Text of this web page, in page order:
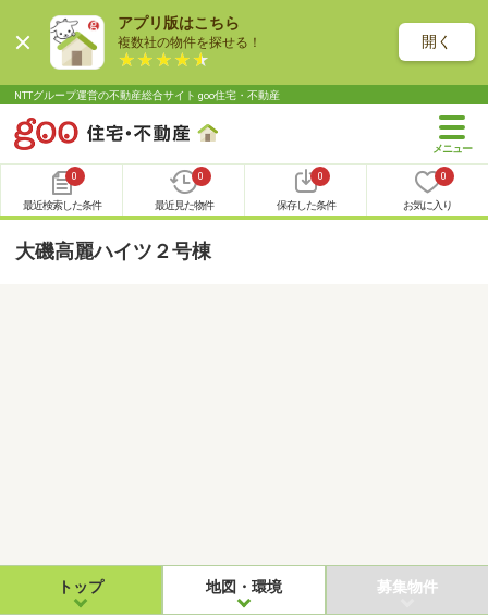
アプリ版はこちら
複数社の物件を探せる！ 開く
NTTグループ運営の不動産総合サイト goo住宅・不動産
0
最近検索した条件
0
最近見た物件
0
保存した条件
0
お気に入り
大磯高麗ハイツ２号棟
トップ 地図・環境 募集物件